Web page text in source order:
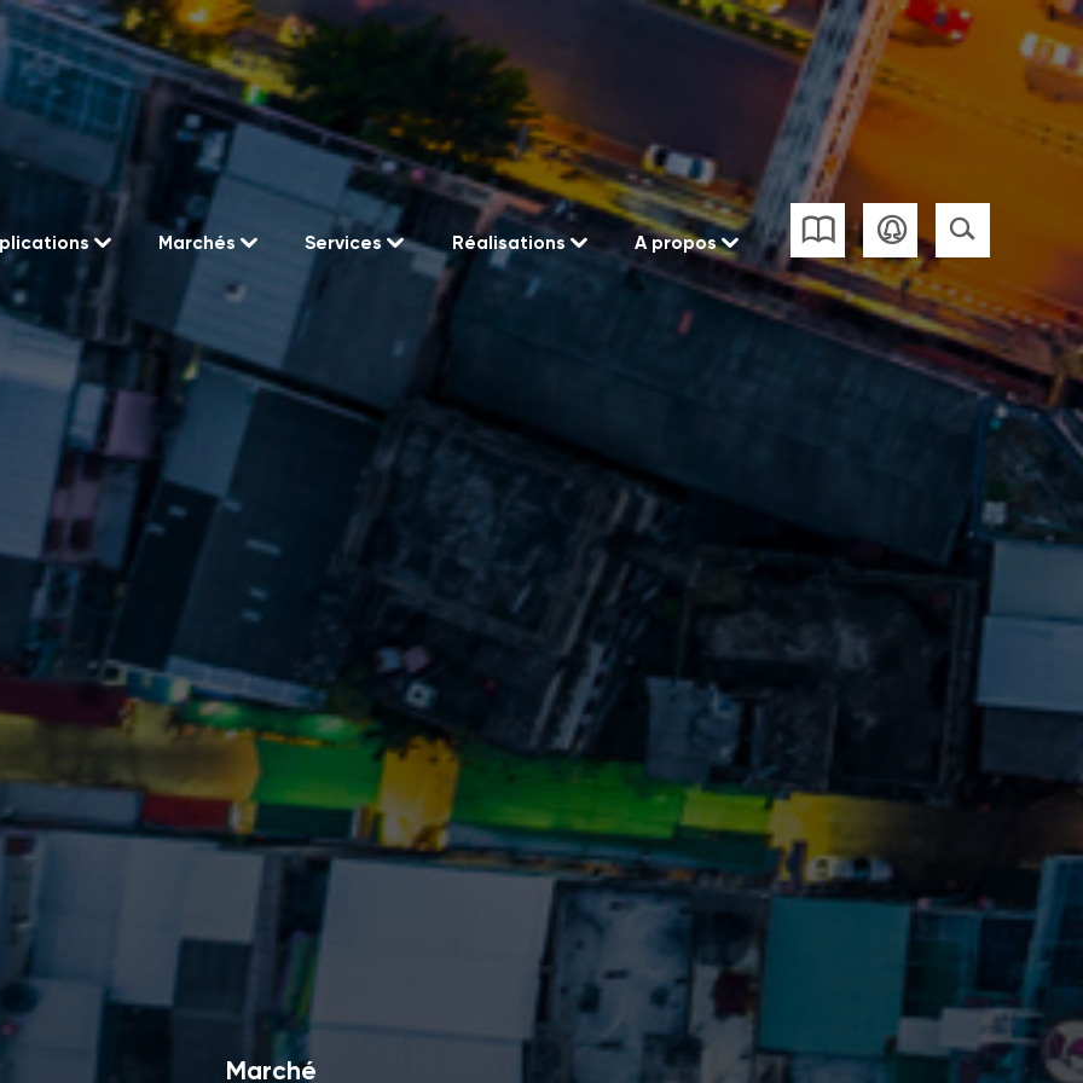
Marchés Services Réalisations A propos
Marché